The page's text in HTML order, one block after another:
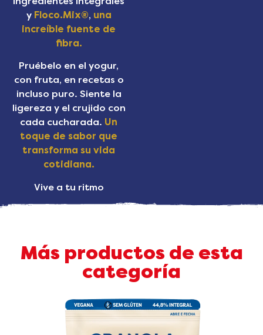
y Floco.Mix®, una
increíble fuente de
fibra.
Pruébelo en el yogur,
con fruta, en recetas o
incluso puro. Siente la
ligereza y el crujido con
cada cucharada. Un
toque de sabor que
transforma su vida
cotidiana.
Vive a tu ritmo
Más productos de esta
categoría